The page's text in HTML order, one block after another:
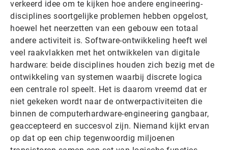
verkeerd idee om te kijken hoe andere engineering-
disciplines soortgelijke problemen hebben opgelost,
hoewel het neerzetten van een gebouw een totaal
andere activiteit is. Software-ontwikkeling heeft wel
veel raakvlakken met het ontwikkelen van digitale
hardware: beide disciplines houden zich bezig met de
ontwikkeling van systemen waarbij discrete logica
een centrale rol speelt. Het is daarom vreemd dat er
niet gekeken wordt naar de ontwerpactiviteiten die
binnen de computerhardware-engineering gangbaar,
geaccepteerd en succesvol zijn. Niemand kijkt ervan
op dat op een chip tegenwoordig miljoenen